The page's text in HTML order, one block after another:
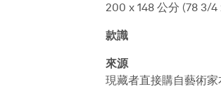
200 x 148 公分 (78 3/4
款識
來源
現藏者直接購自藝術家